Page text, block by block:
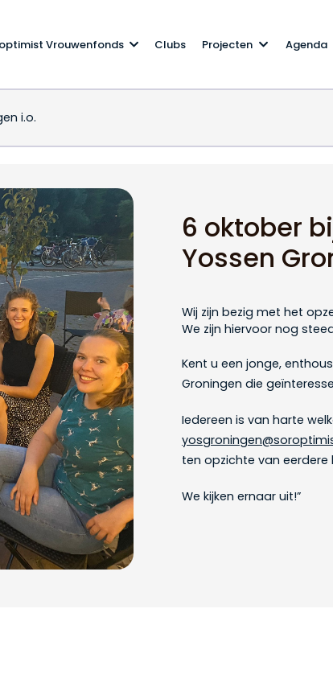
Vrouwenfonds Clubs Projecten Agenda
i.o.
Groningen i.o.
6 oktober
Yossen
Wij zijn bezig met het
We zijn hiervoor nog
Kent u een jonge,
Groningen die
Iedereen is van harte
ten opzichte van eerdere
We kijken ernaar uit!”